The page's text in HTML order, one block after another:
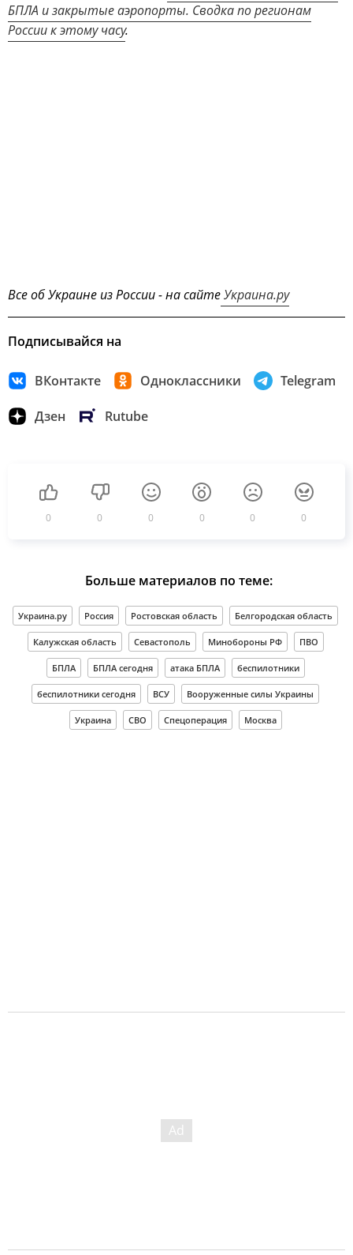
БПЛА и закрытые аэропорты. Сводка по регионам
России к этому часу.
Все об Украине из России - на сайтеУкраина.ру
Подписывайся на
ВКонтакте Одноклассники Telegram
Дзен Rutube
0 0 0 0 0 0
Больше материалов по теме:
Украина.ру Россия Ростовская область Белгородская область
Калужская область Севастополь Минобороны РФ ПВО
БПЛА БПЛА сегодня атака БПЛА беспилотники
беспилотники сегодня ВСУ Вооруженные силы Украины
Украина СВО Спецоперация Москва